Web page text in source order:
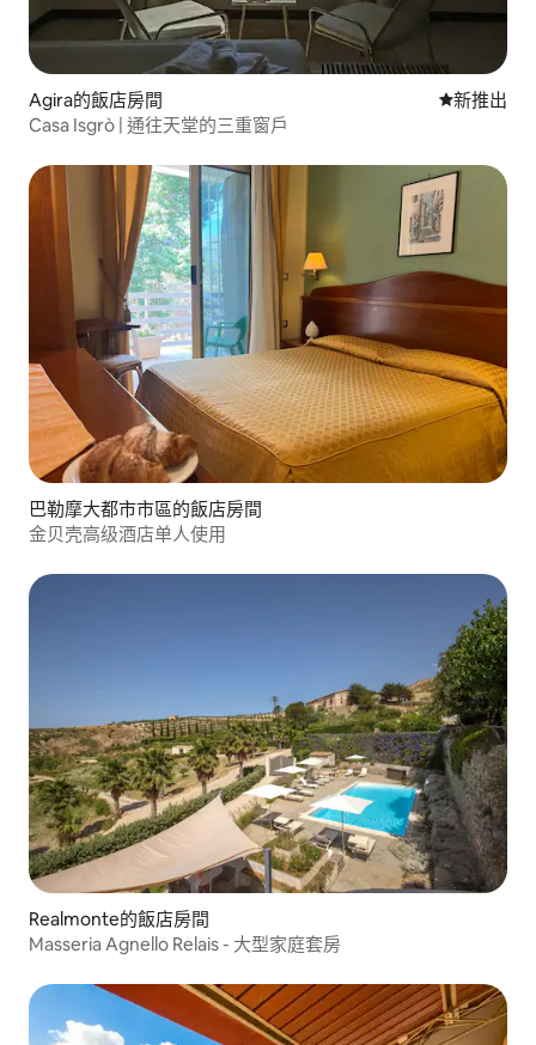
Agira的飯店房間 新住處
新推出
Casa Isgrò | 通往天堂的三重窗戶
巴勒摩大都市市區的飯店房間
金贝壳高级酒店单人使用
Realmonte的飯店房間
Masseria Agnello Relais - 大型家庭套房